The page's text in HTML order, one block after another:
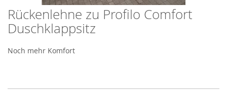
Skip
to
the
of
Rückenlehne zu Profilo Comfort
Duschklappsitz
Noch mehr Komfort